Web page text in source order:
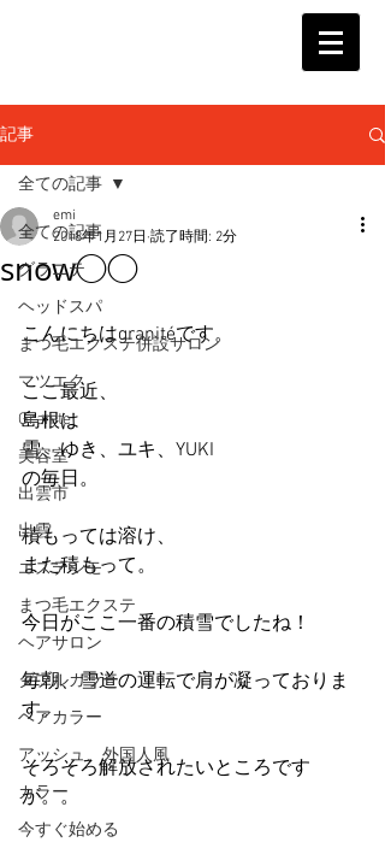
記事
全ての記事
グラニテ
ヘッドスパ
まつ毛エクステ併設サロン
マツエク
Granite
美容室
出雲市
出雲
エステシモ
まつ毛エクステ
ヘアサロン
ダブルカラー
ヘアカラー
アッシュ、外国人風
カラー
今すぐ始める
全ての記事
snow◯◯
emi
2018年1月27日 読了時間: 2分
こんにちはgranitéです。
ここ最近、
島根は
雪、ゆき、ユキ、YUKI
の毎日。
積もっては溶け、
また積もって。
今日がここ一番の積雪でしたね！
毎朝、雪道の運転で肩が凝っておりま
す。
そろそろ解放されたいところです
が。。